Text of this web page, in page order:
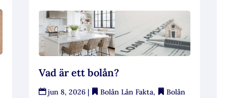
Vad är ett bolån?
jun 8, 2026| Bolån Lån Fakta,
Bolån